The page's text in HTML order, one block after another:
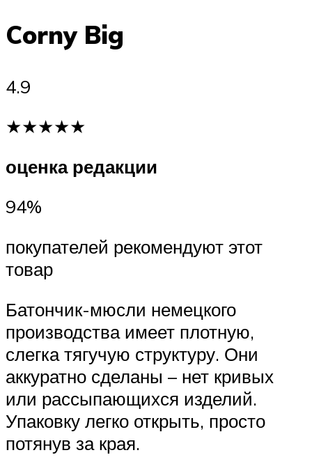
Corny Big
4.9
★★★★★
оценка редакции
94%
покупателей рекомендуют этот
товар
Батончик-мюсли немецкого
производства имеет плотную,
слегка тягучую структуру. Они
аккуратно сделаны – нет кривых
или рассыпающихся изделий.
Упаковку легко открыть, просто
потянув за края.